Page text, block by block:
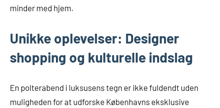
minder med hjem.
Unikke oplevelser: Designer
shopping og kulturelle indslag
En polterabend i luksusens tegn er ikke fuldendt uden
muligheden for at udforske Københavns eksklusive